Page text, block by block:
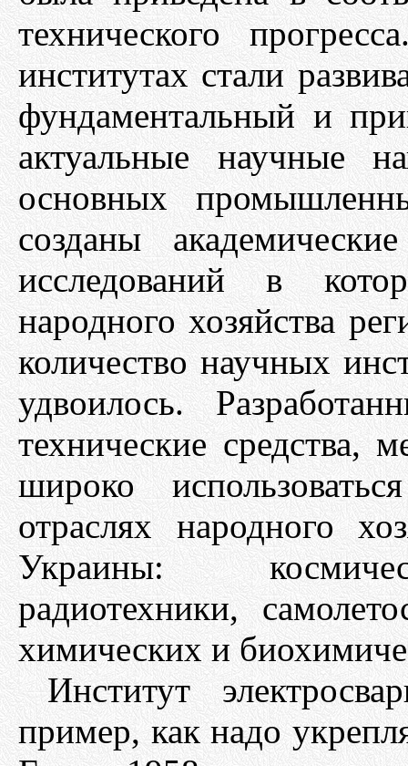
технического
институтах стали
фундаментальный и
актуальные научные
основных
созданы
исследований в
народного хозяйства
количество научных
удвоилось.
технические средства,
широко
отраслях народного
Украины:
радиотехники,
химических и
Институт
пример, как надо